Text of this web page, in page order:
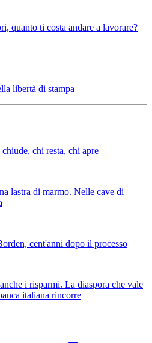
quanto ti costa andare a lavorare?
libertà di stampa
chi resta, chi apre
lastra di marmo. Nelle cave di
cent'anni dopo il processo
i risparmi. La diaspora che vale
italiana rincorre